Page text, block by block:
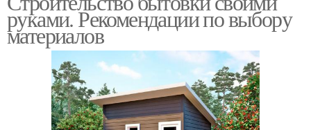
руками. Рекомендации по выбору
материалов